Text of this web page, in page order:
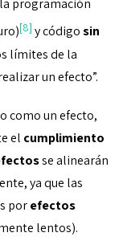
programación
[8] y códigosin
límites de la
un efecto”.
como un efecto,
el cumplimiento
se alinearán
ya que las
porefectos
lentos).